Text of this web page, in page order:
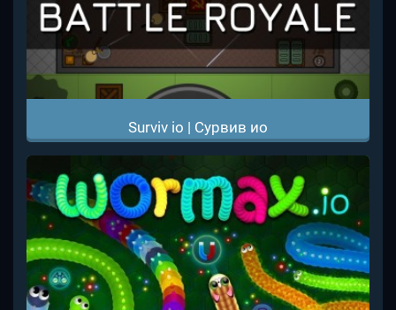
Surviv io | Сурвив ио